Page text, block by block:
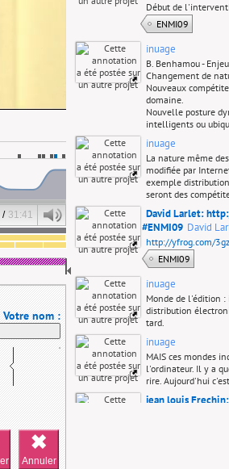
/ 31:41
Votre nom :
Début de
ENMI09
inuage
B. Benhamou -
Changement de
Nouveaux
domaine.
Nouvelle posture
intelligents ou
inuage
La nature même
modifiée par
exemple
seront des
David Larlet:
#ENMI09 David
http://yfrog.com/
ENMI09
inuage
Monde de l'édition
distribution
tard.
inuage
MAIS ces mondes
l'ordinateur. Il y a
rire. Aujourd'hui
jean louis